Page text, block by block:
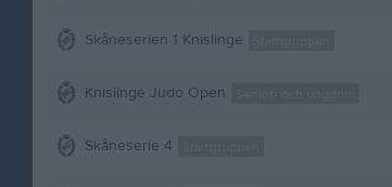
Skåneserien 1 Knislinge
Knislinge Judo Open
Skåneserie 4